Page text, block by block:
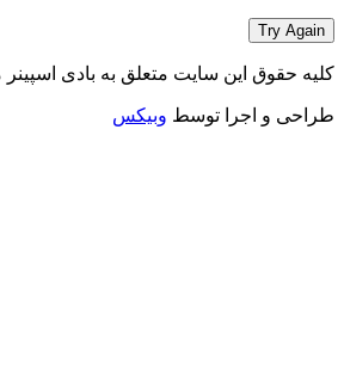
Try Again
کلیه حقوق این سایت متعلق به بادی
طراحی و اجرا توسط وبیکس